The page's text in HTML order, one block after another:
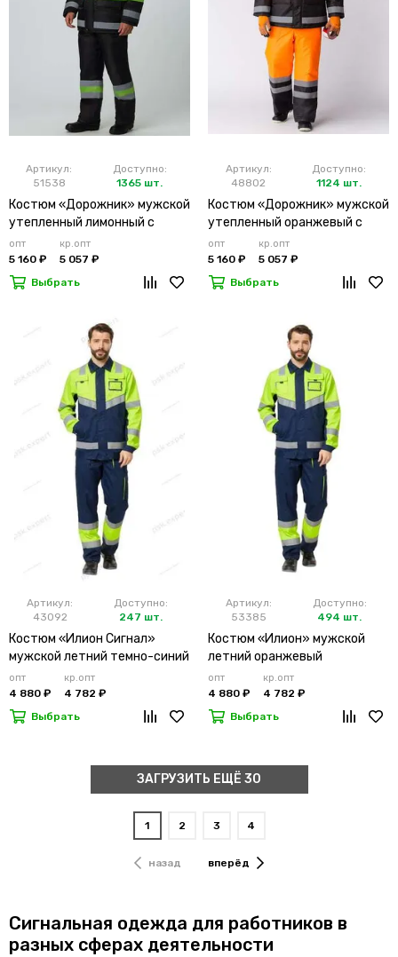
Артикул:
51538
Доступно:
1365 шт.
Костюм «Дорожник» мужской
утепленный лимонный с
брюками
опт
5 160 ₽
кр.опт
5 057 ₽
Выбрать
Артикул:
48802
Доступно:
1124 шт.
Костюм «Дорожник» мужской
утепленный оранжевый с
брюками
опт
5 160 ₽
кр.опт
5 057 ₽
Выбрать
Артикул:
43092
Доступно:
247 шт.
Костюм «Илион Сигнал»
мужской летний темно-синий
опт
4 880 ₽
кр.опт
4 782 ₽
Выбрать
Артикул:
53385
Доступно:
494 шт.
Костюм «Илион» мужской
летний оранжевый
опт
4 880 ₽
кр.опт
4 782 ₽
Выбрать
ЗАГРУЗИТЬ ЕЩЁ 30
назад
1 2 3 4
вперёд
Сигнальная одежда для работников в
разных сферах деятельности